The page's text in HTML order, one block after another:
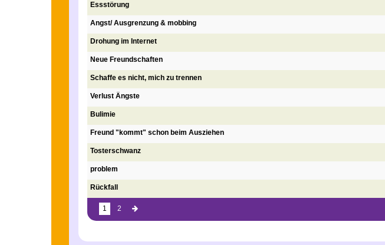
Essstörung
Angst/ Ausgrenzung & mobbing
Drohung im Internet
Neue Freundschaften
Schaffe es nicht, mich zu trennen
Verlust Ängste
Bulimie
Freund "kommt" schon beim Ausziehen
Tosterschwanz
problem
Rückfall
Du
1 2 vorblättern